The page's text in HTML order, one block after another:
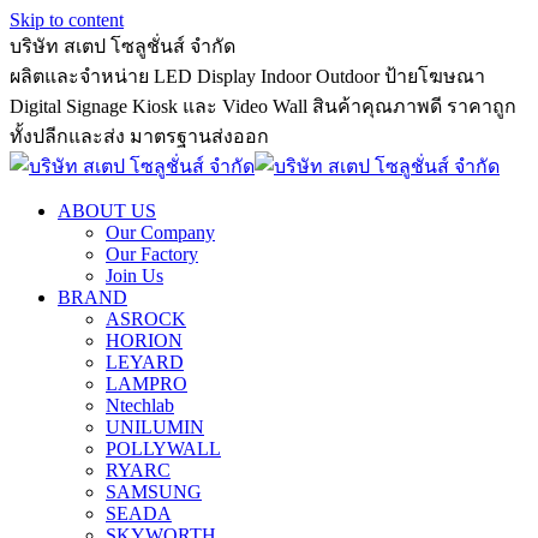
Skip to content
บริษัท สเตป โซลูชั่นส์ จำกัด
ผลิตและจำหน่าย LED Display Indoor Outdoor ป้ายโฆษณา
Digital Signage Kiosk และ Video Wall สินค้าคุณภาพดี ราคาถูก
ทั้งปลีกและส่ง มาตรฐานส่งออก
ABOUT US
Our Company
Our Factory
Join Us
BRAND
ASROCK
HORION
LEYARD
LAMPRO
Ntechlab
UNILUMIN
POLLYWALL
RYARC
SAMSUNG
SEADA